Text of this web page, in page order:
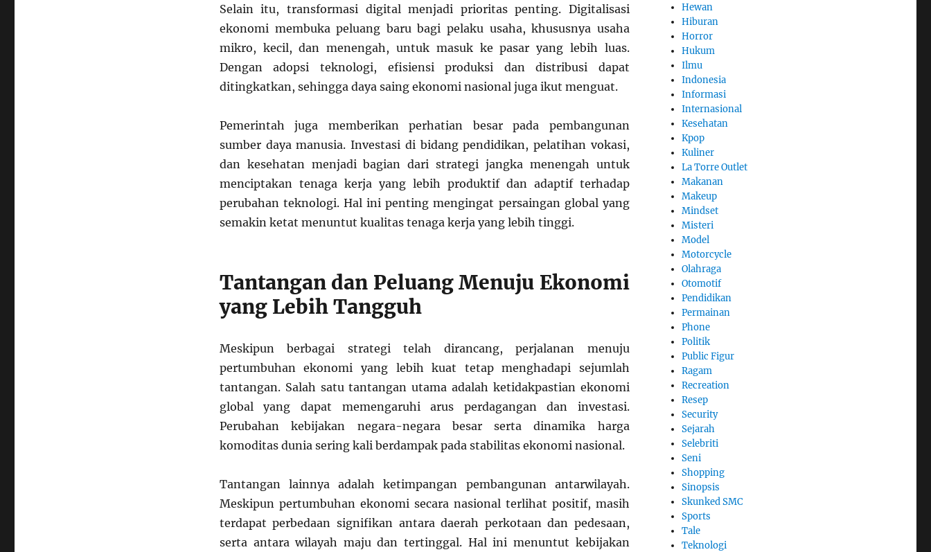
Selain itu, transformasi digital menjadi prioritas penting. Digitalisasi
ekonomi membuka peluang baru bagi pelaku usaha, khususnya usaha
mikro, kecil, dan menengah, untuk masuk ke pasar yang lebih luas.
Dengan adopsi teknologi, efisiensi produksi dan distribusi dapat
ditingkatkan, sehingga daya saing ekonomi nasional juga ikut menguat.
Pemerintah juga memberikan perhatian besar pada pembangunan
sumber daya manusia. Investasi di bidang pendidikan, pelatihan vokasi,
dan kesehatan menjadi bagian dari strategi jangka menengah untuk
menciptakan tenaga kerja yang lebih produktif dan adaptif terhadap
perubahan teknologi. Hal ini penting mengingat persaingan global yang
semakin ketat menuntut kualitas tenaga kerja yang lebih tinggi.
Tantangan dan Peluang Menuju Ekonomi
yang Lebih Tangguh
Meskipun berbagai strategi telah dirancang, perjalanan menuju
pertumbuhan ekonomi yang lebih kuat tetap menghadapi sejumlah
tantangan. Salah satu tantangan utama adalah ketidakpastian ekonomi
global yang dapat memengaruhi arus perdagangan dan investasi.
Perubahan kebijakan negara-negara besar serta dinamika harga
komoditas dunia sering kali berdampak pada stabilitas ekonomi nasional.
Tantangan lainnya adalah ketimpangan pembangunan antarwilayah.
Meskipun pertumbuhan ekonomi secara nasional terlihat positif, masih
terdapat perbedaan signifikan antara daerah perkotaan dan pedesaan,
serta antara wilayah maju dan tertinggal. Hal ini menuntut kebijakan
Hewan
Hiburan
Horror
Hukum
Ilmu
Indonesia
Informasi
Internasional
Kesehatan
Kpop
Kuliner
La Torre Outlet
Makanan
Makeup
Mindset
Misteri
Model
Motorcycle
Olahraga
Otomotif
Pendidikan
Permainan
Phone
Politik
Public Figur
Ragam
Recreation
Resep
Security
Sejarah
Selebriti
Seni
Shopping
Sinopsis
Skunked SMC
Sports
Tale
Teknologi